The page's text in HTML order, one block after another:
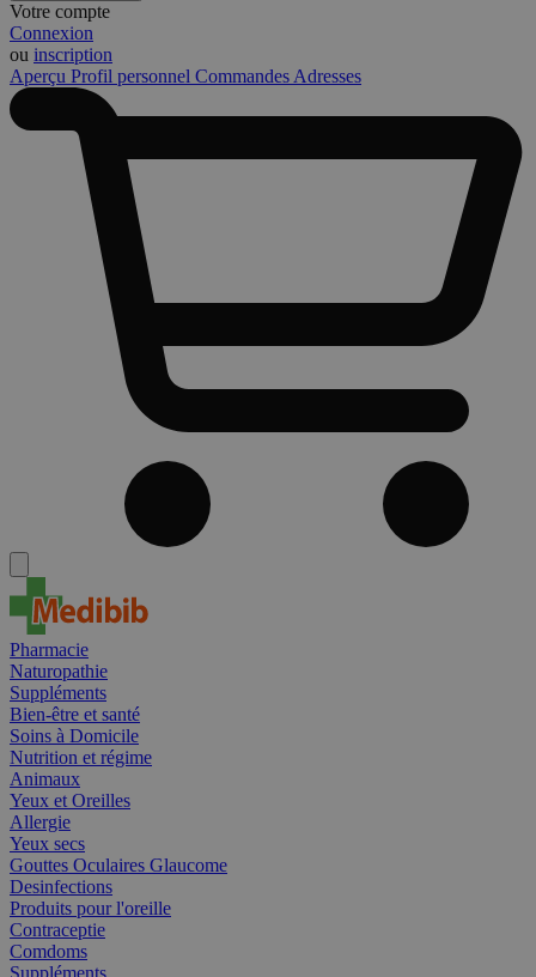
Votre compte
Connexion
ou inscription
Aperçu Profil personnel Commandes Adresses
Pharmacie
Naturopathie
Suppléments
Bien-être et santé
Soins à Domicile
Nutrition et régime
Animaux
Yeux et Oreilles
Allergie
Yeux secs
Gouttes Oculaires Glaucome
Desinfections
Produits pour l'oreille
Contraceptie
Comdoms